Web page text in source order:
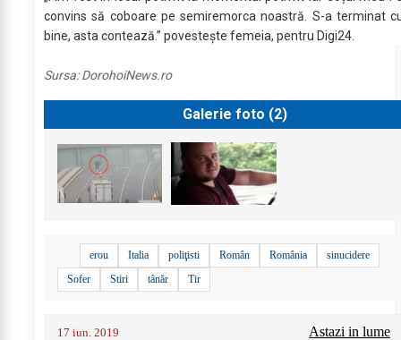
convins să coboare pe semiremorca noastră. S-a terminat
bine, asta contează.” povestește femeia, pentru Digi24.
Sursa:DorohoiNews.ro
Galerie foto (2)
erou Italia poliţisti Român România
sinucidere
Sofer
Stiri tânăr Tir
17 iun. 2019 Astazi in lume